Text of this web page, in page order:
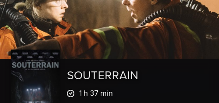
SOUTERRAIN
1 h 37 min